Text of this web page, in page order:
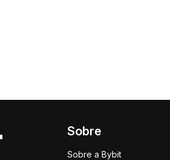
Sobre
Sobre a Bybit